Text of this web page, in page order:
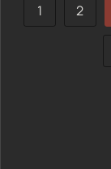
1 2